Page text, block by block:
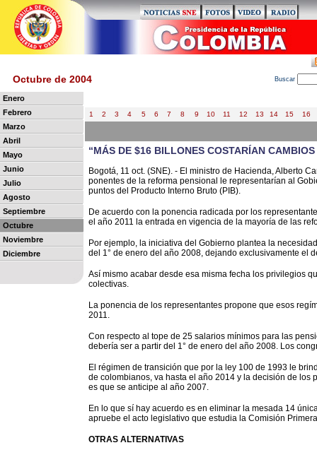
Octubre de 2004 Buscar
Enero
Febrero
Marzo
Abril
Mayo
Junio
Julio
Agosto
Septiembre
Octubre
Noviembre
Diciembre
1 2 3 4 5 6 7 8 9 10 11 12 13 14 15 16
“MÁS DE $16 BILLONES COSTARÍAN
Bogotá, 11 oct. (SNE). - El ministro de Hacienda, Alberto
ponentes de la reforma pensional le representarían al
puntos del Producto Interno Bruto (PIB).
De acuerdo con la ponencia radicada por los
el año 2011 la entrada en vigencia de la mayoría de las
Por ejemplo, la iniciativa del Gobierno plantea la
del 1° de enero del año 2008, dejando exclusivamente el
Así mismo acabar desde esa misma fecha los privilegios
colectivas.
La ponencia de los representantes propone que esos
2011.
Con respecto al tope de 25 salarios mínimos para las
debería ser a partir del 1° de enero del año 2008. Los
El régimen de transición que por la ley 100 de 1993 le
de colombianos, va hasta el año 2014 y la decisión de
es que se anticipe al año 2007.
En lo que sí hay acuerdo es en eliminar la mesada 14
apruebe el acto legislativo que estudia la Comisión
OTRAS ALTERNATIVAS